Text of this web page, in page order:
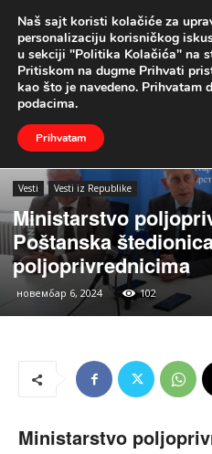
Naslovna Vesti Vesti iz Republike
Vesti Vesti iz Republike
Ministarstvo
Poštanska
poljoprivrednicima
новембар 6, 2024 102
Ministarstvo
Naš sajt koristi kolačiće za
personalizaciju korisničkog
u sekciji "Politika Kolačića" na
Pritiskom na dugme Prihvati
kao što je navedeno. Prihvatam
podacima.
Prihvatam